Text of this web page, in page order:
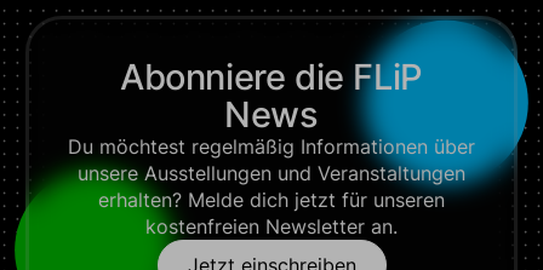
Abonniere die FLiP
News
Du möchtest regelmäßig Informationen über
unsere Ausstellungen und Veranstaltungen
erhalten? Melde dich jetzt für unseren
kostenfreien Newsletter an.